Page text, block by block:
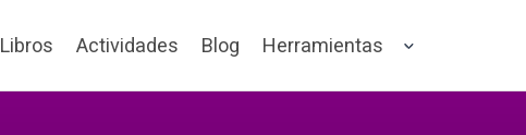
Libros Actividades Blog Herramientas